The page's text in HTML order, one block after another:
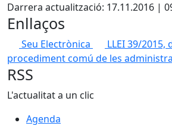
Darrera actualització: 17.11.2016 |
Enllaços
Seu Electrònica
LLEI 39/
procediment comú de les
RSS
L'actualitat a un clic
Agenda